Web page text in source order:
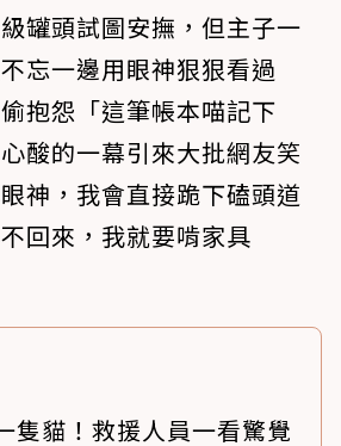
罐頭試圖安撫，但主子一
忘一邊用眼神狠狠看過
抱怨「這筆帳本喵記下
酸的一幕引來大批網友笑
神，我會直接跪下磕頭道
回來，我就要啃家具
隻貓！救援人員一看驚覺